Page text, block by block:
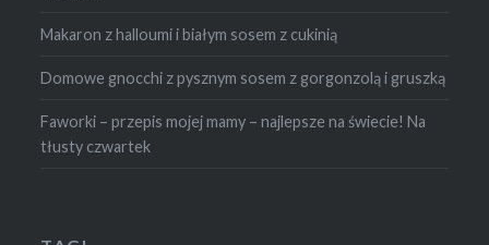
Makaron z halloumi i białym sosem z cukinią
Domowe gnocchi z pysznym sosem z gorgonzolą i gruszką
Faworki – przepis mojej mamy – najlepsze na świecie! Na
tłusty czwartek